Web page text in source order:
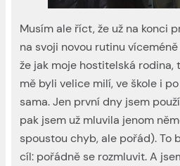
Musím ale říct, že už na konci
na svoji novou rutinu
že jak moje hostitelská rodina,
mě byli velice milí, ve škole i
sama. Jen první dny jsem
pak jsem už mluvila jenom
spoustou chyb, ale pořád). To
cíl: pořádně se rozmluvit. A